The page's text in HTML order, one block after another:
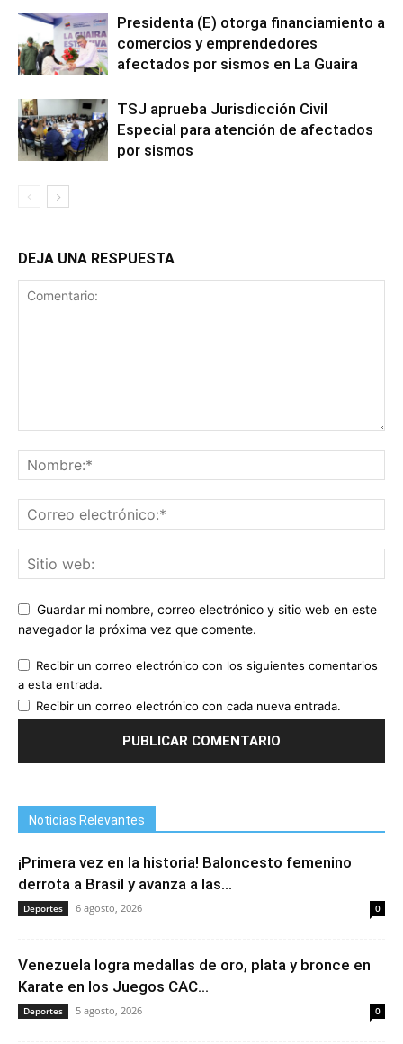
Presidenta (E) otorga financiamiento a
comercios y emprendedores
afectados por sismos en La Guaira
TSJ aprueba Jurisdicción Civil
Especial para atención de afectados
por sismos
DEJA UNA RESPUESTA
Guardar mi nombre, correo electrónico y sitio web en este
navegador la próxima vez que comente.
Recibir un correo electrónico con los siguientes comentarios
a esta entrada.
Recibir un correo electrónico con cada nueva entrada.
Noticias Relevantes
¡Primera vez en la historia! Baloncesto femenino
derrota a Brasil y avanza a las...
Deportes 6 agosto, 2026 0
Venezuela logra medallas de oro, plata y bronce en
Karate en los Juegos CAC...
Deportes 5 agosto, 2026 0